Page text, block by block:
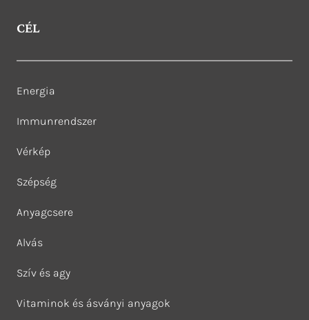
CÉL
Energia
Immunrendszer
Vérkép
Szépség
Anyagcsere
Alvás
Szív és agy
Vitaminok és ásványi anyagok